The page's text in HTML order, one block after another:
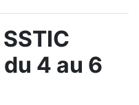
4 au 6